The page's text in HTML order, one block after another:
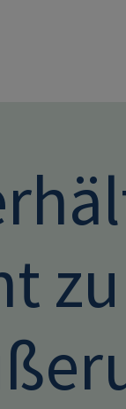
zu